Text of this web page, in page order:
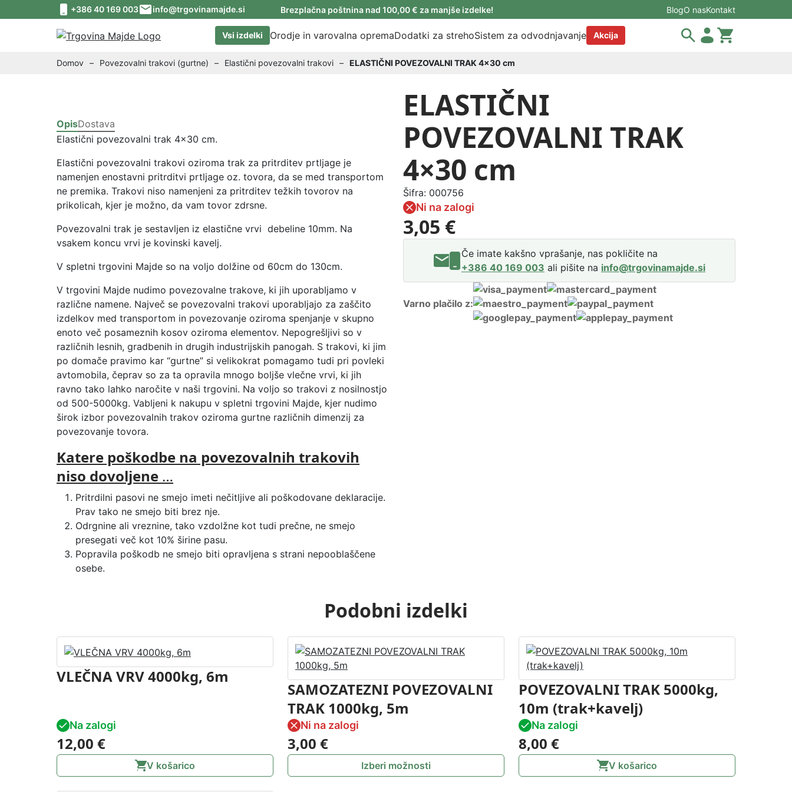
Skip to content
Skip to footer +386 40 169 003 info@trgovinamajde.si Brezplačna poštnina nad 100,00 € za manjše izdelke! BlogO nasKontakt
Vsi izdelki Orodje in varovalna opremaDodatki za strehoSistem za odvodnjavanje Akcija
Domov – Povezovalni trakovi (gurtne) – Elastični povezovalni trakovi – ELASTIČNI POVEZOVALNI TRAK 4×30 cm
OpisDostava
Elastični povezovalni trak 4×30 cm.
Elastični povezovalni trakovi oziroma trak za pritrditev prtljage je
namenjen enostavni pritrditvi prtljage oz. tovora, da se med transportom
ne premika. Trakovi niso namenjeni za pritrditev težkih tovorov na
prikolicah, kjer je možno, da vam tovor zdrsne.
Povezovalni trak je sestavljen iz elastične vrvi debeline 10mm. Na
vsakem koncu vrvi je kovinski kavelj.
V spletni trgovini Majde so na voljo dolžine od 60cm do 130cm.
V trgovini Majde nudimo povezovalne trakove, ki jih uporabljamo v
različne namene. Največ se povezovalni trakovi uporabljajo za zaščito
izdelkov med transportom in povezovanje oziroma spenjanje v skupno
enoto več posameznih kosov oziroma elementov. Nepogrešljivi so v
različnih lesnih, gradbenih in drugih industrijskih panogah. S trakovi, ki jim
po domače pravimo kar “gurtne” si velikokrat pomagamo tudi pri povleki
avtomobila, čeprav so za ta opravila mnogo boljše vlečne vrvi, ki jih
ravno tako lahko naročite v naši trgovini. Na voljo so trakovi z nosilnostjo
od 500-5000kg. Vabljeni k nakupu v spletni trgovini Majde, kjer nudimo
širok izbor povezovalnih trakov oziroma gurtne različnih dimenzij za
povezovanje tovora.
Katere poškodbe na povezovalnih trakovih
niso dovoljene …
Pritrdilni pasovi ne smejo imeti nečitljive ali poškodovane deklaracije.
Prav tako ne smejo biti brez nje.
Odrgnine ali vreznine, tako vzdolžne kot tudi prečne, ne smejo
presegati več kot 10% širine pasu.
Popravila poškodb ne smejo biti opravljena s strani nepooblaščene
osebe.
ELASTIČNI
POVEZOVALNI TRAK
4×30 cm
Šifra: 000756
Ni na zalogi
3,05 €
Če imate kakšno vprašanje, nas pokličite na
+386 40 169 003 ali pišite na info@trgovinamajde.si
Varno plačilo z:
Podobni izdelki
VLEČNA VRV 4000kg, 6m
Na zalogi
12,00 €
V košarico
SAMOZATEZNI POVEZOVALNI
TRAK 1000kg, 5m
Ni na zalogi
3,00 €
Izberi možnosti
POVEZOVALNI TRAK 5000kg,
10m (trak+kavelj)
Na zalogi
8,00 €
V košarico